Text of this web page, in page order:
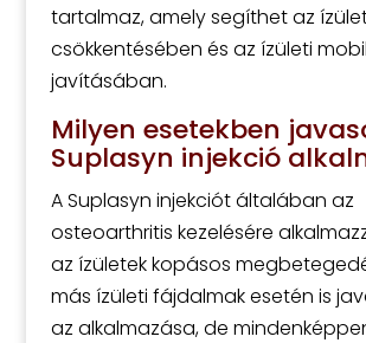
tartalmaz, amely segíthet az
csökkentésében és az ízületi
javításában.
Milyen esetekben
Suplasyn injekció
A Suplasyn injekciót általában az
osteoarthritis kezelésére
az ízületek kopásos
más ízületi fájdalmak esetén is
az alkalmazása, de